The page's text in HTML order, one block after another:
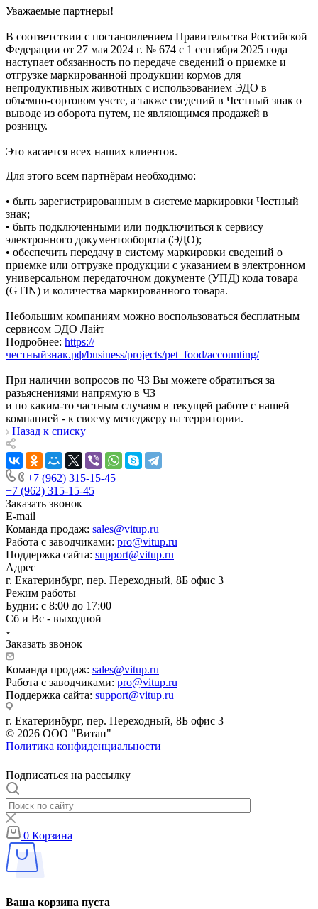
Уважаемые партнеры!
В соответствии с постановлением Правительства Российской
Федерации от 27 мая 2024 г. № 674 с 1 сентября 2025 года
наступает обязанность по передаче сведений о приемке и
отгрузке маркированной продукции кормов для
непродуктивных животных с использованием ЭДО в
объемно-сортовом учете, а также сведений в Честный знак о
выводе из оборота путем, не являющимся продажей в
розницу.
Это касается всех наших клиентов.
Для этого всем партнёрам необходимо:
• быть зарегистрированным в системе маркировки Честный
знак;
• быть подключенными или подключиться к сервису
электронного документооборота (ЭДО);
• обеспечить передачу в систему маркировки сведений о
приемке или отгрузке продукции с указанием в электронном
универсальном передаточном документе (УПД) кода товара
(GТIN) и количества маркированного товара.
Небольшим компаниям можно воспользоваться бесплатным
сервисом ЭДО Лайт
Подробнее: https://
чecтныйзнaк.pф/business/projects/pet_food/accounting/
При наличии вопросов по ЧЗ Вы можете обратиться за
разъяснениями напрямую в ЧЗ
и по каким-то частным случаям в текущей работе с нашей
компанией - к своему менеджеру на территории.
Назад к списку
+7 (962) 315-15-45
+7 (962) 315-15-45
Заказать звонок
E-mail
Команда продаж: sales@vitup.ru
Работа с заводчиками: pro@vitup.ru
Поддержка сайта: support@vitup.ru
Адрес
г. Екатеринбург, пер. Переходный, 8Б офис 3
Режим работы
Будни: с 8:00 до 17:00
Сб и Вс - выходной
Заказать звонок
Команда продаж: sales@vitup.ru
Работа с заводчиками: pro@vitup.ru
Поддержка сайта: support@vitup.ru
г. Екатеринбург, пер. Переходный, 8Б офис 3
© 2026 ООО "Витап"
Политика конфиденциальности
Подписаться на рассылку
0 Корзина
Ваша корзина пуста